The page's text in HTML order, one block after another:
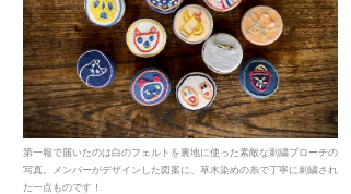
第一報で届いたのは白のフェルトを裏地に使った素敵な刺繍ブローチの
写真。メンバーがデザインした図案に、草木染めの糸で丁寧に刺繍され
た一点ものです！